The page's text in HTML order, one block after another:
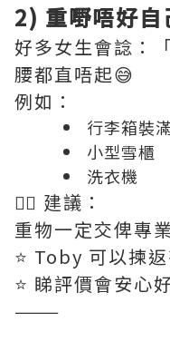
2) 重嘢唔好自
好多女生會諗：
腰都直唔起😅
例如：
行李箱裝
小型雪櫃
洗衣機
👉🏻 建議：
重物一定交俾專
⭐️ Toby 可以揀
⭐️ 睇評價會安心
———